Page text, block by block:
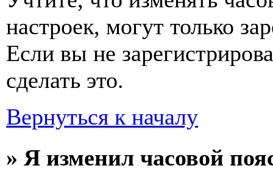
настроек, могут только
Если вы не
сделать это.
Вернуться к началу
» Я изменил часовой